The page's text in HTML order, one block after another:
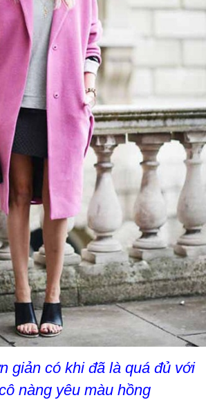
giản có khi đã là quá đủ với
nàng yêu màu hồng